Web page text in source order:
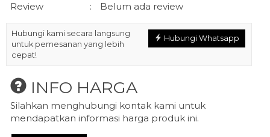
Review
: Belum ada review
Hubungi Whatsapp
Hubungi kami secara langsung
untuk pemesanan yang lebih
cepat!
INFO HARGA
Silahkan menghubungi kontak kami untuk
mendapatkan informasi harga produk ini.